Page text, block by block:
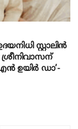
സ്റ്റാലിൻ
ഉയിർ ഡാ’-